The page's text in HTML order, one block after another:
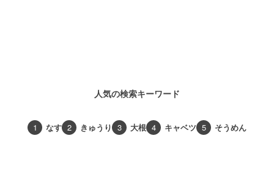
人気の検索キーワード
1 なす 2 きゅうり 3 大根 4 キャベツ 5 そうめん